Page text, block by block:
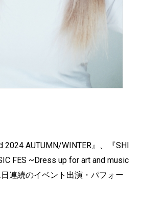
2024 AUTUMN/WINTER』、『SHI
FES ~Dress up for art and music
連続のイベント出演・パフォー